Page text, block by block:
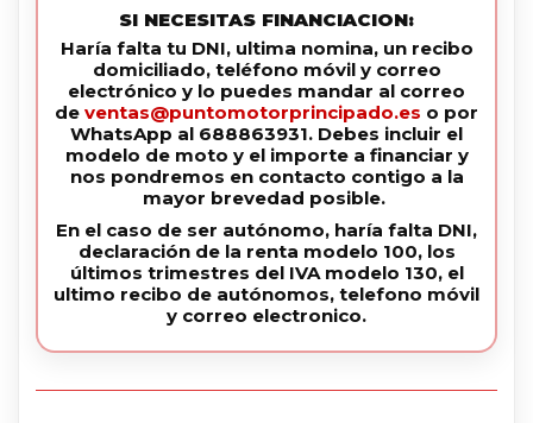
SI NECESITAS FINANCIACION:
Haría falta tu DNI, ultima nomina, un recibo
domiciliado, teléfono móvil y correo
electrónico y lo puedes mandar al correo
de ventas@puntomotorprincipado.es o por
WhatsApp al 688863931. Debes incluir el
modelo de moto y el importe a financiar y
nos pondremos en contacto contigo a la
mayor brevedad posible.
En el caso de ser autónomo, haría falta DNI,
declaración de la renta modelo 100, los
últimos trimestres del IVA modelo 130, el
ultimo recibo de autónomos, telefono móvil
y correo electronico.